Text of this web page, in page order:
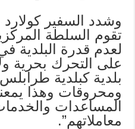
وشدد السفير
تقوم السلطة
لعدم قدرة البلدية
على التحرك بحرية
بلدية كبلدية
ومحروقات وهذا
المساعدات
معاملاتهم”.